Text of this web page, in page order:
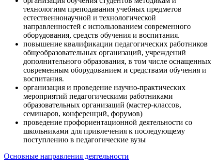
технологиям преподавания учебных предметов
естественнонаучной и технологической
направленностей с использованием современного
оборудования, средств обучения и воспитания.
повышение квалификации педагогических работников
общеобразовательных организаций, учреждений
дополнительного образования, в том числе оснащенных
современным оборудованием и средствами обучения и
воспитания.
организация и проведение научно-практических
мероприятий педагогическими работниками
образовательных организаций (мастер-классов,
семинаров, конференций, форумов)
проведение профориентационной деятельности со
школьниками для привлечения к последующему
поступлению в педагогические вузы
Основные направления деятельности